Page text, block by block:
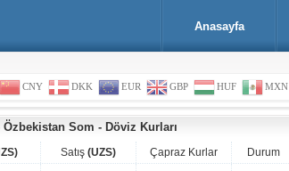
Anasayfa
CNY DKK EUR GBP HUF MXN
Özbekistan Som - Döviz Kurları
Satış (UZS) Çapraz Kurlar Durum